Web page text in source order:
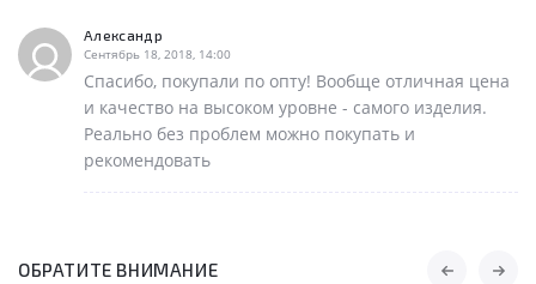
Александр
Сентябрь 18, 2018, 14:00
Спасибо, покупали по опту! Вообще отличная цена
и качество на высоком уровне - самого изделия.
Реально без проблем можно покупать и
рекомендовать
ОБРАТИТЕ ВНИМАНИЕ